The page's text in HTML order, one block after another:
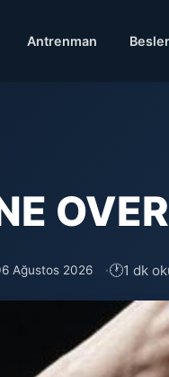
Antrenman
Ağustos 2026 🕐1 dk